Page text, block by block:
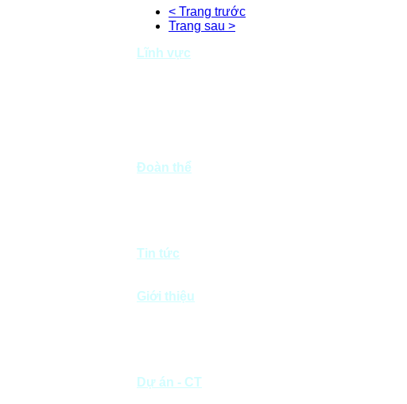
< Trang trước
Trang sau >
Lĩnh vực
Đoàn thể
Tin tức
Giới thiệu
Dự án - CT